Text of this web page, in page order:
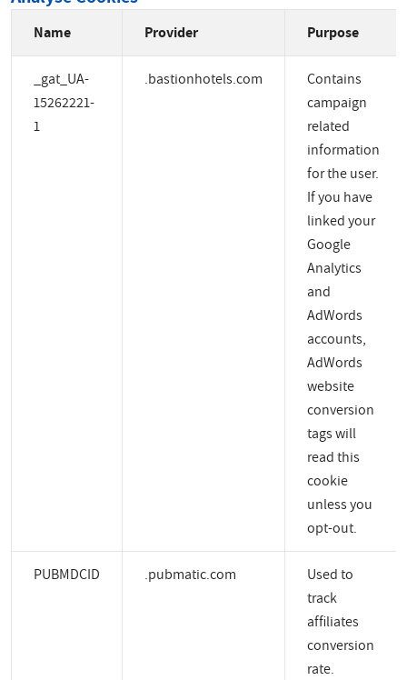
Name Provider Purpose
_gat_UA-
15262221-
1
.bastionhotels.com
Contains
campaign
related
information
for the user.
If you have
linked your
Google
Analytics
and
AdWords
accounts,
AdWords
website
conversion
tags will
read this
cookie
unless you
opt-out.
PUBMDCID .pubmatic.com
Used to
track
affiliates
conversion
rate.